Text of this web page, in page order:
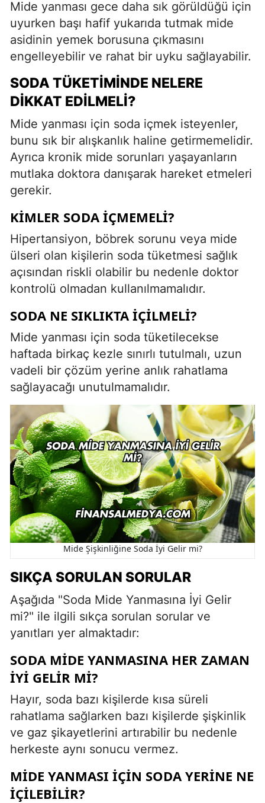
Mide yanması gece daha sık görüldüğü için
uyurken başı hafif yukarıda tutmak mide
asidinin yemek borusuna çıkmasını
engelleyebilir ve rahat bir uyku sağlayabilir.
SODA TÜKETIMINDE NELERE
DIKKAT EDILMELI?
Mide yanması için soda içmek isteyenler,
bunu sık bir alışkanlık haline getirmemelidir.
Ayrıca kronik mide sorunları yaşayanların
mutlaka doktora danışarak hareket etmeleri
gerekir.
KIMLER SODA İÇMEMELI?
Hipertansiyon, böbrek sorunu veya mide
ülseri olan kişilerin soda tüketmesi sağlık
açısından riskli olabilir bu nedenle doktor
kontrolü olmadan kullanılmamalıdır.
SODA NE SIKLIKTA İÇILMELI?
Mide yanması için soda tüketilecekse
haftada birkaç kezle sınırlı tutulmalı, uzun
vadeli bir çözüm yerine anlık rahatlama
sağlayacağı unutulmamalıdır.
Mide Şişkinliğine Soda İyi Gelir mi?
SIKÇA SORULAN SORULAR
Aşağıda "Soda Mide Yanmasına İyi Gelir
mi?" ile ilgili sıkça sorulan sorular ve
yanıtları yer almaktadır:
SODA MIDE YANMASINA HER ZAMAN
IYI GELIR MI?
Hayır, soda bazı kişilerde kısa süreli
rahatlama sağlarken bazı kişilerde şişkinlik
ve gaz şikayetlerini artırabilir bu nedenle
herkeste aynı sonucu vermez.
MIDE YANMASI IÇIN SODA YERINE NE
IÇILEBILIR?